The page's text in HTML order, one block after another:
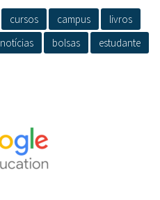
cursos campus
livros
notícias bolsas
estudante